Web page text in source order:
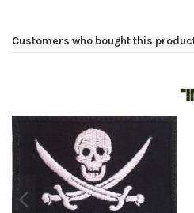
Customers who bought this